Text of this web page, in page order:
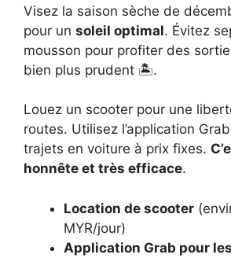
Visez la saison sèche de
pour un soleil optimal. Évitez
mousson pour profiter des
bien plus prudent 🏝️.
Louez un scooter pour une
routes. Utilisez l’application
trajets en voiture à prix fixes.
honnête et très efficace.
Location de scooter
MYR/jour)
Application Grab pour